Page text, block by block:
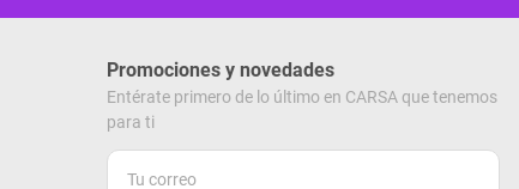
Promociones y novedades
Entérate primero de lo último en CARSA que tenemos
para ti